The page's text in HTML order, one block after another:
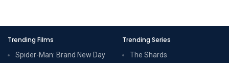
Trending Films
Spider-Man: Brand New Day
Trending Series
The Shards